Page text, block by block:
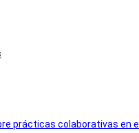
prácticas colaborativas en